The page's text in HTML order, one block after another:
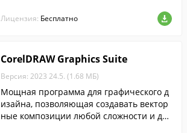
и чертежами, схемами и другими графи
Лицензия: Бесплатно
CorelDRAW Graphics Suite
Версия: 2023 24.5. (1.68 МБ)
Мощная программа для графического д
изайна, позволяющая создавать вектор
ные композиции любой сложности и для